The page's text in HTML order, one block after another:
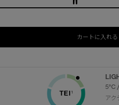
カートに入れる
5°C
アク